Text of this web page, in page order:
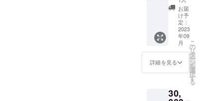
ニュー
との併
用可、
単品の
みのご
利用も
可（そ
の場合
など別
300ml&
トリー
トメン
トセッ
300g（
送料込
み） ＜
nicori
シャン
カラー
お届
け予
定：
2023
年09
月
詳細を見る
こ
の
リ
タ
ー
ン
を
選
択
す
る
30,